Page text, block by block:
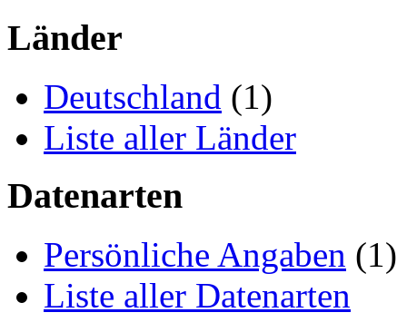
Länder
Deutschland (1)
Liste aller Länder
Datenarten
Persönliche Angaben (1)
Liste aller Datenarten